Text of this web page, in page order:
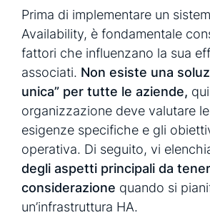
Prima di implementare un
Availability, è fondamentale
fattori che influenzano la sua
associati. Non esiste una
unica” per tutte le aziende,
organizzazione deve valutare
esigenze specifiche e gli
operativa. Di seguito, vi
degli aspetti principali da
considerazione quando si
un’infrastruttura HA.